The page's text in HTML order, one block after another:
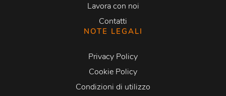
Lavora con noi
Contatti
NOTE LEGALI
Privacy Policy
Cookie Policy
Condizioni di utilizzo